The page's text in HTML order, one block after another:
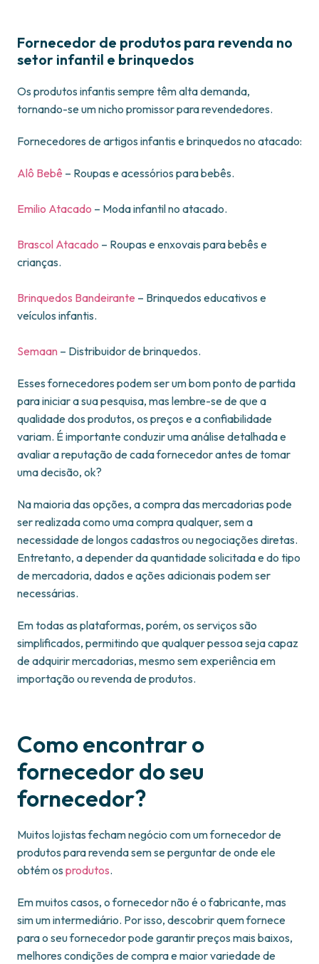
Fornecedor de produtos para revenda no
setor infantil e brinquedos
Os produtos infantis sempre têm alta demanda,
tornando-se um nicho promissor para revendedores.
Fornecedores de artigos infantis e brinquedos no atacado:
Alô Bebê – Roupas e acessórios para bebês.
Emilio Atacado – Moda infantil no atacado.
Brascol Atacado – Roupas e enxovais para bebês e
crianças.
Brinquedos Bandeirante – Brinquedos educativos e
veículos infantis.
Semaan – Distribuidor de brinquedos.
Esses fornecedores podem ser um bom ponto de partida
para iniciar a sua pesquisa, mas lembre-se de que a
qualidade dos produtos, os preços e a confiabilidade
variam. É importante conduzir uma análise detalhada e
avaliar a reputação de cada fornecedor antes de tomar
uma decisão, ok?
Na maioria das opções, a compra das mercadorias pode
ser realizada como uma compra qualquer, sem a
necessidade de longos cadastros ou negociações diretas.
Entretanto, a depender da quantidade solicitada e do tipo
de mercadoria, dados e ações adicionais podem ser
necessárias.
Em todas as plataformas, porém, os serviços são
simplificados, permitindo que qualquer pessoa seja capaz
de adquirir mercadorias, mesmo sem experiência em
importação ou revenda de produtos.
Como encontrar o
fornecedor do seu
fornecedor?
Muitos lojistas fecham negócio com um fornecedor de
produtos para revenda sem se perguntar de onde ele
obtém os produtos.
Em muitos casos, o fornecedor não é o fabricante, mas
sim um intermediário. Por isso, descobrir quem fornece
para o seu fornecedor pode garantir preços mais baixos,
melhores condições de compra e maior variedade de